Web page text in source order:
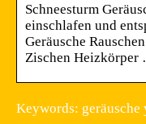
Schneesturm
einschlafen und
Geräusche
Zischen Heizkörper
Keywords: geräusche